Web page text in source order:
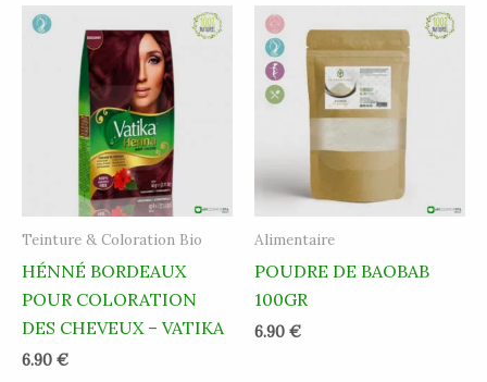
Teinture & Coloration Bio
HÉNNÉ BORDEAUX
POUR COLORATION
DES CHEVEUX – VATIKA
6.90 €
Alimentaire
POUDRE DE BAOBAB
100GR
6.90 €